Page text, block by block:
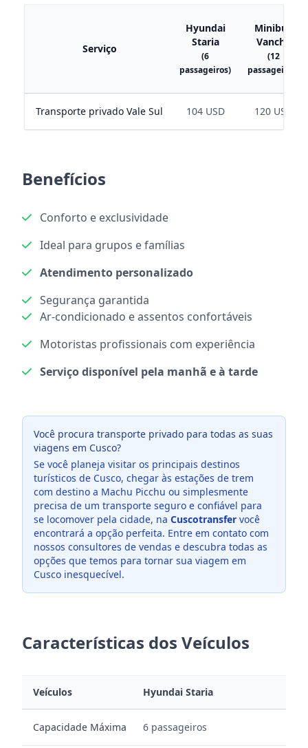
Serviço
Hyundai
Staria
(6
passageiros)
Minibus
Vanche
(12
passageiros)
Transporte privado Vale Sul 104 USD 120 USD
Benefícios
Conforto e exclusividade
Ideal para grupos e famílias
Atendimento personalizado
Segurança garantida
Ar-condicionado e assentos confortáveis
Motoristas profissionais com experiência
Serviço disponível pela manhã e à tarde
Você procura transporte privado para todas as suas
viagens em Cusco?
Se você planeja visitar os principais destinos
turísticos de Cusco, chegar às estações de trem
com destino a Machu Picchu ou simplesmente
precisa de um transporte seguro e confiável para
se locomover pela cidade, na Cuscotransfer você
encontrará a opção perfeita. Entre em contato com
nossos consultores de vendas e descubra todas as
opções que temos para tornar sua viagem em
Cusco inesquecível.
Características dos Veículos
Veículos Hyundai Staria
Capacidade Máxima 6 passageiros